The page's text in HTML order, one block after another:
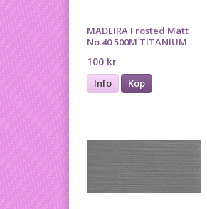
MADEIRA Frosted Matt
No.40 500M TITANIUM
100 kr
Info Köp